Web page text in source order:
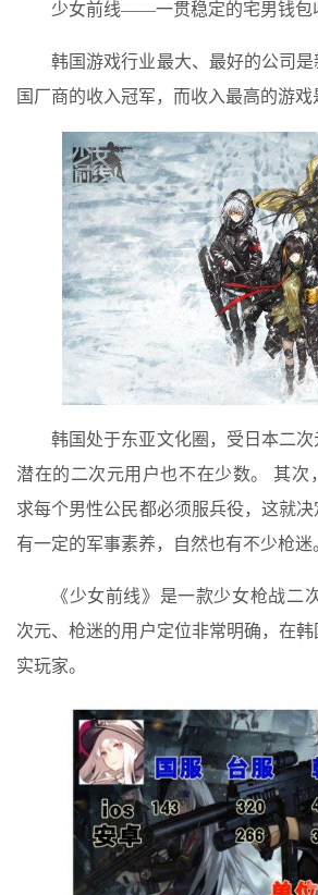
少女前线——一贯稳定的宅男钱包
韩国游戏行业最大、最好的公司
国厂商的收入冠军，而收入最高的游戏
韩国处于东亚文化圈，受日本二
潜在的二次元用户也不在少数。 其次
求每个男性公民都必须服兵役，这就
有一定的军事素养，自然也有不少枪迷
《少女前线》是一款少女枪战二
次元、枪迷的用户定位非常明确，在
实玩家。